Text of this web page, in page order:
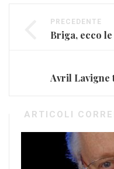
PRECEDENTE
Briga, ecco
ARTICOLI